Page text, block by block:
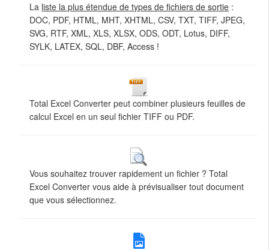
La liste la plus étendue de types de fichiers de sortie :
DOC, PDF, HTML, MHT, XHTML, CSV, TXT, TIFF, JPEG,
SVG, RTF, XML, XLS, XLSX, ODS, ODT, Lotus, DIFF,
SYLK, LATEX, SQL, DBF, Access !
Total Excel Converter peut combiner plusieurs feuilles de
calcul Excel en un seul fichier TIFF ou PDF.
Vous souhaitez trouver rapidement un fichier ? Total
Excel Converter vous aide à prévisualiser tout document
que vous sélectionnez.